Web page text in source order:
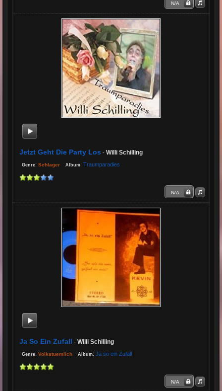
N/A
Jetzt Geht Die Party Los - Willi Schilling
Genre: Schlager Album: Traumparadies
N/A
Ja So Ein Zufall - Willi Schilling
Genre: Volkstuemlich Album: Ja so ein Zufall
N/A